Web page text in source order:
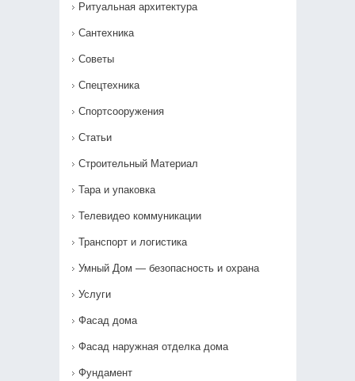
Ритуальная архитектура
Сантехника
Советы
Спецтехника
Спортсооружения
Статьи
Строительный Материал
Тара и упаковка
Телевидео коммуникации
Транспорт и логистика
Умный Дом — безопасность и охрана
Услуги
Фасад дома
Фасад наружная отделка дома
Фундамент